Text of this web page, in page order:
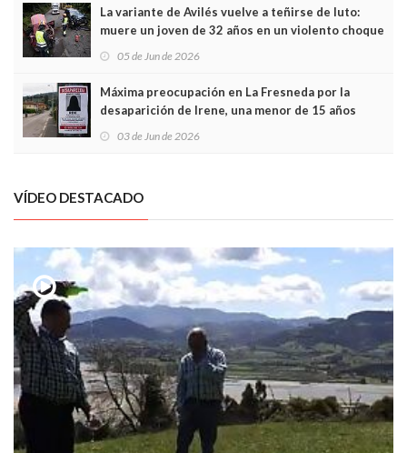
La variante de Avilés vuelve a teñirse de luto:
muere un joven de 32 años en un violento choque
frontal
05 de Jun de 2026
Máxima preocupación en La Fresneda por la
desaparición de Irene, una menor de 15 años
03 de Jun de 2026
VÍDEO DESTACADO